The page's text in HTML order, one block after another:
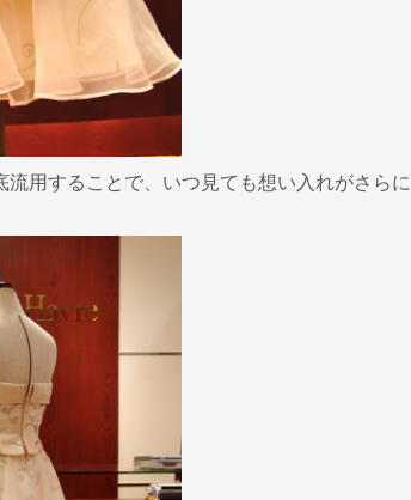
用することで、いつ見ても想い入れがさら